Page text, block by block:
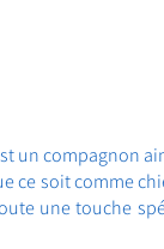
un compagnon
ce soit comme
une touche